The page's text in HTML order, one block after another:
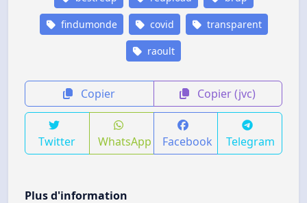
findumonde covid transparent
raoult
Copier Copier (jvc)
Twitter WhatsApp Facebook Telegram
Plus d'information